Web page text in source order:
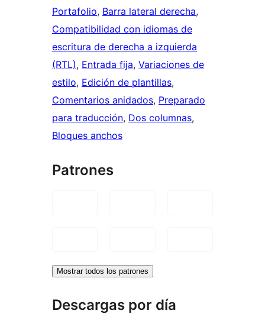
Portafolio, Barra lateral derecha
Compatibilidad con idiomas de
escritura de derecha a izquierda
(RTL), Entrada fija, Variaciones de
estilo, Edición de plantillas
Comentarios anidados, Preparado
para traducción, Dos columnas
Bloques anchos
Patrones
Mostrar todos los patrones
Descargas por día